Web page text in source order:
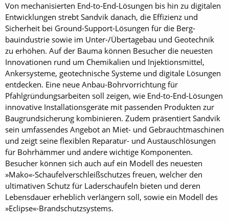
Von mechanisierten End-to-End-Lösungen bis hin zu digitalen
Entwicklungen strebt Sandvik danach, die Effizienz und
Sicherheit bei Ground-Support-Lösungen für die Berg­
bauindustrie sowie im Unter-/Übertagebau und Geotechnik
zu erhöhen. Auf der Bauma können Besucher die neuesten
Innovationen rund um Chemikalien und Injektionsmittel,
Ankersysteme, geotechnische Systeme und digitale Lösungen
entdecken. Eine neue Anbau-Bohrvorrichtung für
Pfahlgründungsarbeiten soll zeigen, wie End-to-End-Lösungen
innovative Installationsgeräte mit passenden Produkten zur
Baugrundsicherung kombinieren. Zudem präsentiert Sandvik
sein umfassendes Angebot an Miet- und Gebrauchtmaschinen
und zeigt seine flexiblen Reparatur- und Austauschlösungen
für Bohrhämmer und andere wichtige Komponenten.
Besucher können sich auch auf ein Modell des neuesten
»Mako«-Schaufelverschleißschutzes freuen, welcher den
ultimativen Schutz für Laderschaufeln bieten und deren
Lebensdauer erheblich verlängern soll, sowie ein Modell des
»Eclipse«-Brandschutzsystems.